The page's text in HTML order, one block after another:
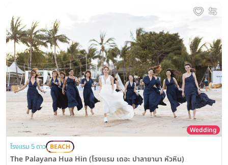
Wedding
โรงแรม 5 ดาว BEACH
The Palayana Hua Hin (โรงแรม เดอะ ปาลายานา หัวหิน)